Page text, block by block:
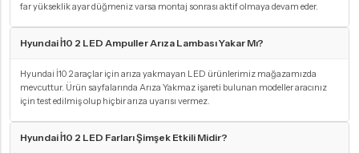
far yükseklik ayar düğmeniz varsa montaj sonrası aktif olmaya devam eder.
Hyundai İ10 2 LED Ampuller Arıza Lambası Yakar Mı?
Hyundai İ10 2 araçlar için arıza yakmayan LED ürünlerimiz mağazamızda
mevcuttur. Ürün sayfalarında Arıza Yakmaz işareti bulunan modeller aracınız
için test edilmiş olup hiçbir arıza uyarısı vermez.
Hyundai İ10 2 LED Farları Şimşek Etkili Midir?